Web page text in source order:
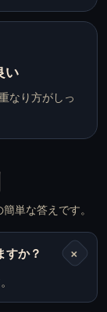
い
なり方がしっ
単な答えです。
すか？ +